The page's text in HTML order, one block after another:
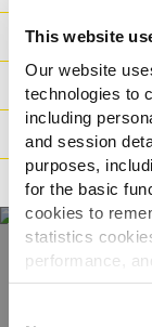
This website
Our website
technologies to
including
and session
purposes,
for the basic
cookies to
statistics
performance,
personalized
Ingredienti
Peso /
Preparazione
Adatto a